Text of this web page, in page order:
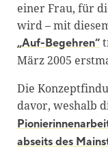
einer Frau, für
wird – mit
„Auf-Begehren“
März 2005
Die
davor, weshalb
abseits des